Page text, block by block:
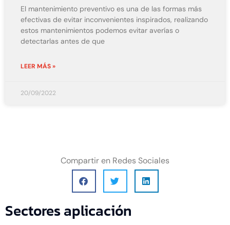
El mantenimiento preventivo es una de las formas más
efectivas de evitar inconvenientes inspirados, realizando
estos mantenimientos podemos evitar averías o
detectarlas antes de que
LEER MÁS »
20/09/2022
Compartir en Redes Sociales
Sectores aplicación